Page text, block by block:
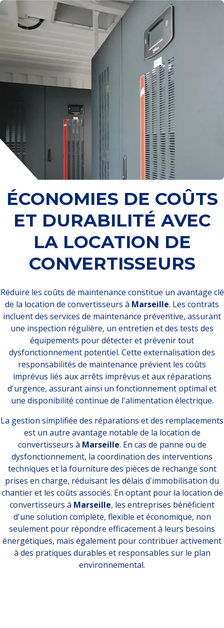
ÉCONOMIES DE COÛTS
ET DURABILITÉ AVEC
LA LOCATION DE
CONVERTISSEURS
Réduire les coûts de maintenance constitue un avantage clé
de la location de convertisseurs à Marseille. Les contrats
incluent des services de maintenance préventive, assurant
une inspection régulière, un entretien et des tests des
équipements pour détecter et prévenir tout
dysfonctionnement potentiel. Cette externalisation des
responsabilités de maintenance prévient les coûts
imprévus liés aux arrêts imprévus et aux réparations
d'urgence, assurant ainsi un fonctionnement optimal et
une disponibilité continue de l'alimentation électrique.
La gestion simplifiée des réparations et des remplacements
est un autre avantage notable de la location de
convertisseurs à Marseille. En cas de panne ou de
dysfonctionnement, la coordination des interventions
techniques et la fourniture des pièces de rechange sont
prises en charge, réduisant les délais d'immobilisation du
chantier et les coûts associés. En optant pour la location de
convertisseurs à Marseille, les entreprises bénéficient
d'une solution complète, flexible et économique, non
seulement pour répondre efficacement à leurs besoins
énergétiques, mais également pour contribuer activement
à des pratiques durables et responsables sur le plan
environnemental.